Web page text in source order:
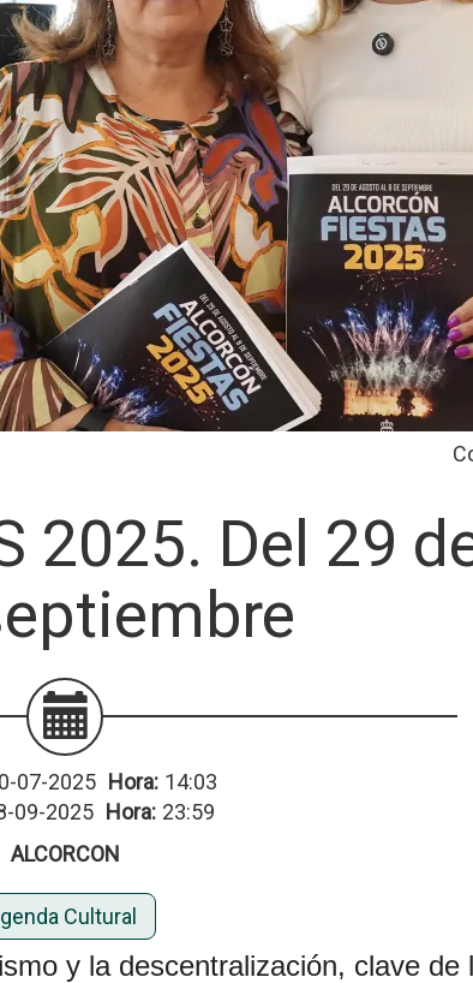
2025. Del 29
07-2025 Hora: 14:03
09-2025 Hora: 23:59
ALCORCON
Cultural
y la descentralización, clave de